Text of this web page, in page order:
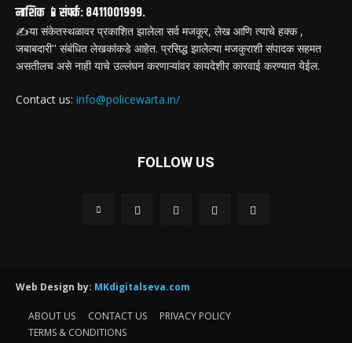
नाशिक 📱संपर्क: 8411001999.
✍️या संकेतस्थळावर प्रकाशित झालेला सर्व मजकूर, लेख आणि त्याचे हक्क ,
जबाबदारी'' संबंधित लेखकांकडे आहेत. प्रसिद्ध झालेल्या मजकुराशी संपादक सहमत
असतीलच असे नाही याचे उल्लंघन करणाऱ्यांवर कायदेशीर कारवाई करण्यात येईल.
Contact us: info@policewarta.in/
FOLLOW US
Web Design by: MKdigitalseva.com
ABOUT US CONTACT US
PRIVACY POLICY
TERMS & CONDITIONS